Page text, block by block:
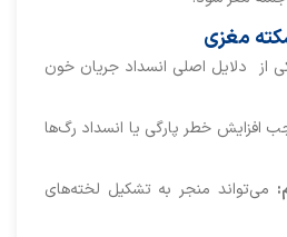
مغزی
از دلایل اصلی انسداد جریان خون
افزایش خطر پارگی یا انسداد رگ‌ها
می‌تواند منجر به تشکیل لخته‌های